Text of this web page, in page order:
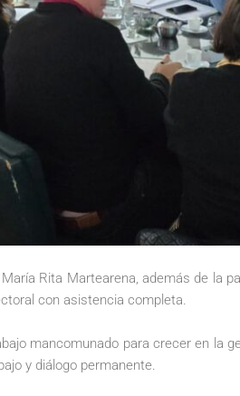
Rita Martearena, además de la
con asistencia completa.
mancomunado para crecer en la
y diálogo permanente.